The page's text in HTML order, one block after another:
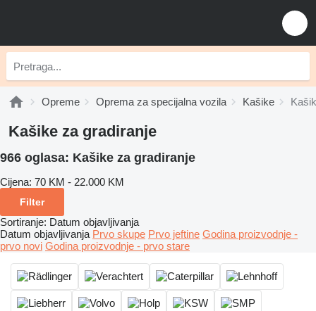
Opreme Oprema za specijalna vozila Kašike
Kašike za gradiranje
966 oglasa: Kašike za gradiranje
Cijena: 70 KM - 22.000 KM
Filter
Sortiranje: Datum objavljivanja
Datum objavljivanja Prvo skupe Prvo jeftine Godina proizvodnje -
prvo novi Godina proizvodnje - prvo stare